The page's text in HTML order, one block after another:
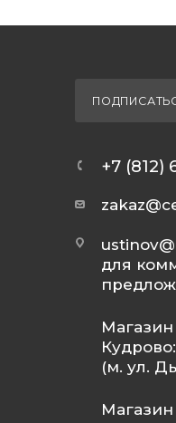
+7 (812)
для
Магазин
(м. ул.
Магазин